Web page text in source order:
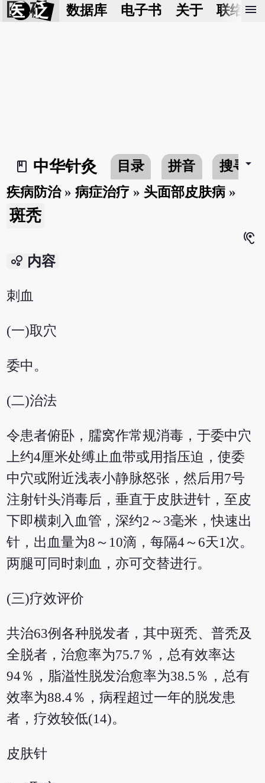
医 砭 数据库 电子书 关于 联络我
menu
book_2
中华针灸 目录 拼音 搜寻arrow_drop_down
疾病防治»病症治疗 » 头面部皮肤病 »
斑秃
hearing
bubble_chart 内容
刺血
(一)取穴
委中。
(二)治法
令患者俯卧，臑窝作常规消毒，于委中穴
上约4厘米处缚止血带或用指压迫，使委
中穴或附近浅表小静脉怒张，然后用7号
注射针头消毒后，垂直于皮肤进针，至皮
下即横刺入血管，深约2～3毫米，快速出
针，出血量为8～10滴，每隔4～6天1次。
两腿可同时刺血，亦可交替进行。
(三)疗效评价
共治63例各种脱发者，其中斑秃、普秃及
全脱者，治愈率为75.7％，总有效率达
94％，脂溢性脱发治愈率为38.5％，总有
效率为88.4％，病程超过一年的脱发患
者，疗效较低(14)。
皮肤针